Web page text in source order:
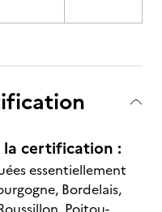
certification :
essentiellement
Bordelais,